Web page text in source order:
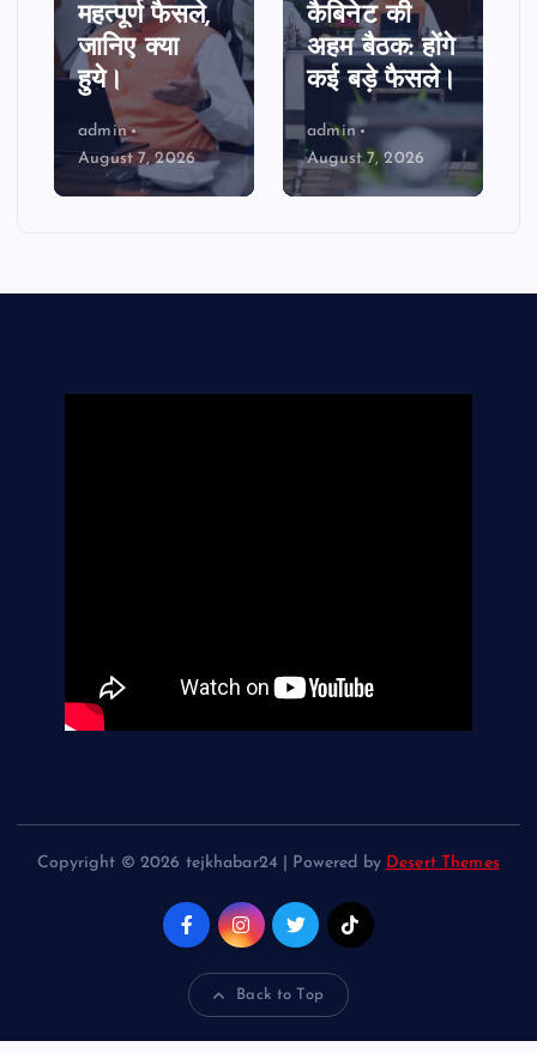
एक झलक देख
आप भी कह
उठेंगे शानदार।
admin
August 7, 2026
की रोल मॉडल,
किया जाएगा
सम्मानित।
admin
August 7, 2026
Copyright © 2026 tejkhabar24 | Powered by Desert Themes
Back to Top